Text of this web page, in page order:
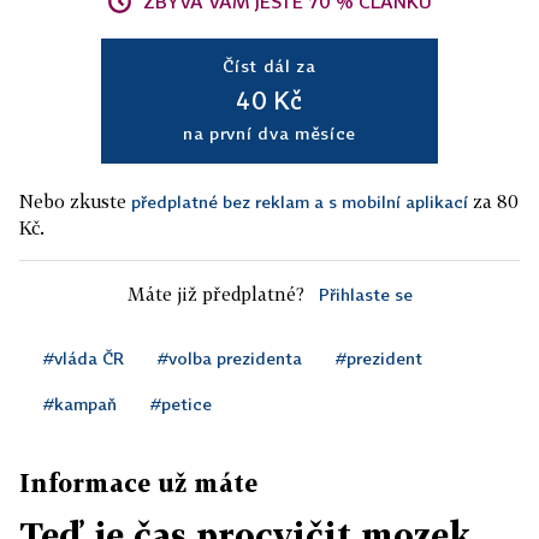
Číst dál za
40 Kč
na první dva měsíce
Nebo zkuste předplatné bez reklam a s mobilní aplikací za 80
Kč.
Máte již předplatné? Přihlaste se
#vláda ČR #volba prezidenta #prezident
#kampaň #petice
Informace už máte